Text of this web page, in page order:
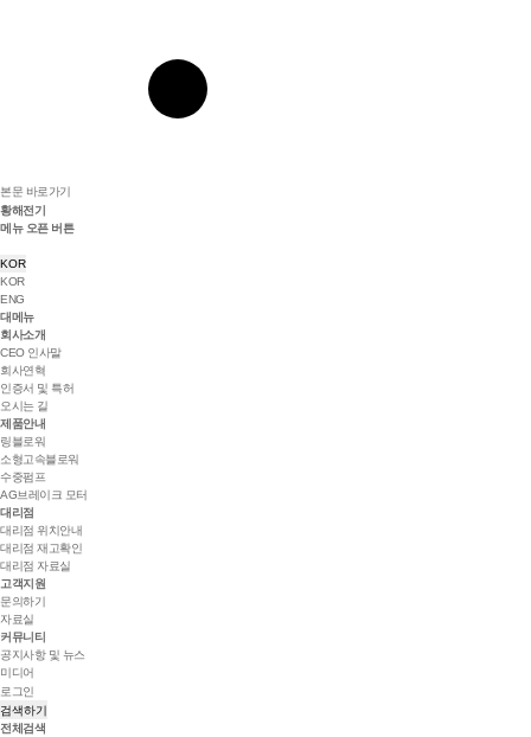
본문 바로가기
황해전기
메뉴 오픈 버튼
KOR
KOR
ENG
대메뉴
회사소개
CEO 인사말
회사연혁
인증서 및 특허
오시는 길
제품안내
링블로워
소형고속블로워
수중펌프
AG브레이크 모터
대리점
대리점 위치안내
대리점 재고확인
대리점 자료실
고객지원
문의하기
자료실
커뮤니티
공지사항 및 뉴스
미디어
로그인
검색하기
전체검색